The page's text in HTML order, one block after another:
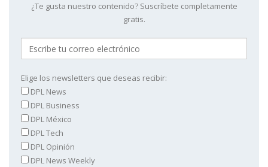
¿Te gusta nuestro contenido? Suscríbete completamente
gratis.
Elige los newsletters que deseas recibir:
DPL News
DPL Business
DPL México
DPL Tech
DPL Opinión
DPL News Weekly